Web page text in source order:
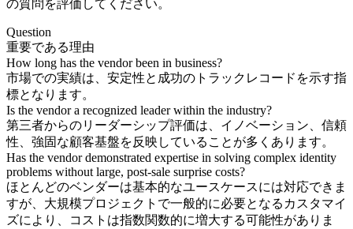
の質問を評価してください。
Question
重要である理由
How long has the vendor been in business?
市場での実績は、安定性と成功のトラックレコードを示す指
標となります。
Is the vendor a recognized leader within the industry?
第三者からのリーダーシップ評価は、イノベーション、信頼
性、強固な顧客基盤を反映していることが多くあります。
Has the vendor demonstrated expertise in solving complex identity
problems without large, post-sale surprise costs?
ほとんどのベンダーは基本的なユースケースには対応できま
すが、大規模プロジェクトで一般的に必要となるカスタマイ
ズにより、コストは指数関数的に増大する可能性がありま